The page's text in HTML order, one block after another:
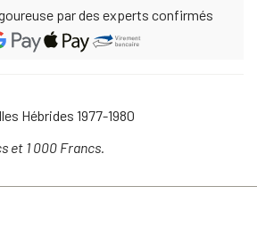
par des experts confirmés
Hébrides 1977-1980
et 1 000 Francs.